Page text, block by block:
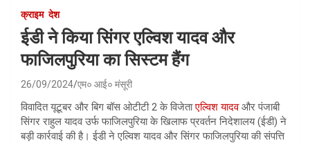
क्राइम देश
ईडी ने किया सिंगर एल्विश यादव और
फाजिलपुरिया का सिस्टम हैंग
26/09/2024 एम० आई० मंसूरी
विवादित यूटूबर और बिग बॉस ओटीटी 2 के विजेताएल्विश यादवऔर पंजाबी
सिंगर राहुल यादव उर्फ फाजिलपुरिया के खिलाफ प्रवर्तन निदेशालय (ईडी) ने
बड़ी कार्रवाई की है। ईडी ने एल्विश यादव और सिंगर फाजिलपुरिया की संपत्ति